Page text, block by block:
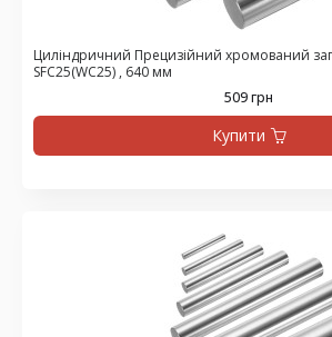
Циліндричний Прецизійний хромований
SFC25(WC25) , 640 мм
509 грн
Купити